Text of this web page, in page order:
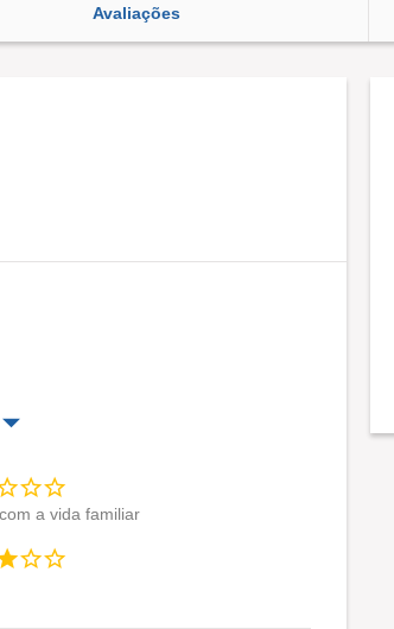
Avaliações
a vida familiar